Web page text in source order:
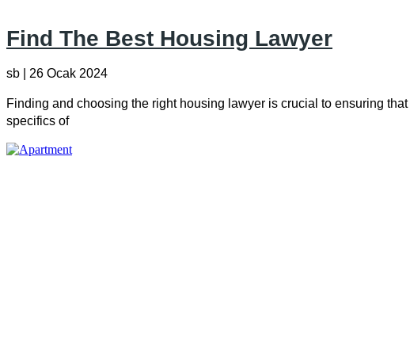
Find The Best Housing Lawyer
sb 26 Ocak 2024
Finding and choosing the right housing lawyer is crucial to ensuring
specifics of